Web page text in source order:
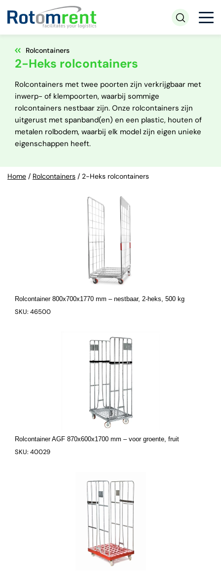
Rolcontainers
2-Heks rolcontainers
Rolcontainers met twee poorten zijn verkrijgbaar met
inwerp- of klempoorten, waarbij sommige
rolcontainers nestbaar zijn. Onze rolcontainers zijn
uitgerust met spanband(en) en een plastic, houten of
metalen rolbodem, waarbij elk model zijn eigen unieke
eigenschappen heeft.
Home / Rolcontainers / 2-Heks rolcontainers
Rolcontainer 800x700x1770 mm – nestbaar, 2-heks, 500 kg
SKU: 46500
Rolcontainer AGF 870x600x1700 mm – voor groente, fruit
SKU: 40029